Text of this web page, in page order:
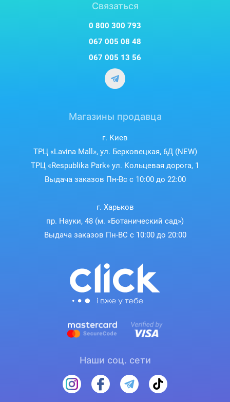
Связаться
0 800 300 793
067 005 08 48
067 005 13 56
Магазины продавца
г. Киев
ТРЦ «Lavina Mall», ул. Берковецкая, 6Д (NEW)
ТРЦ «Respublika Park» ул. Кольцевая дорога, 1
Выдача заказов Пн-Вс с 10:00 до 22:00
г. Харьков
пр. Науки, 48 (м. «Ботанический сад»)
Выдача заказов Пн-ВС с 10:00 до 20:00
Наши соц. сети